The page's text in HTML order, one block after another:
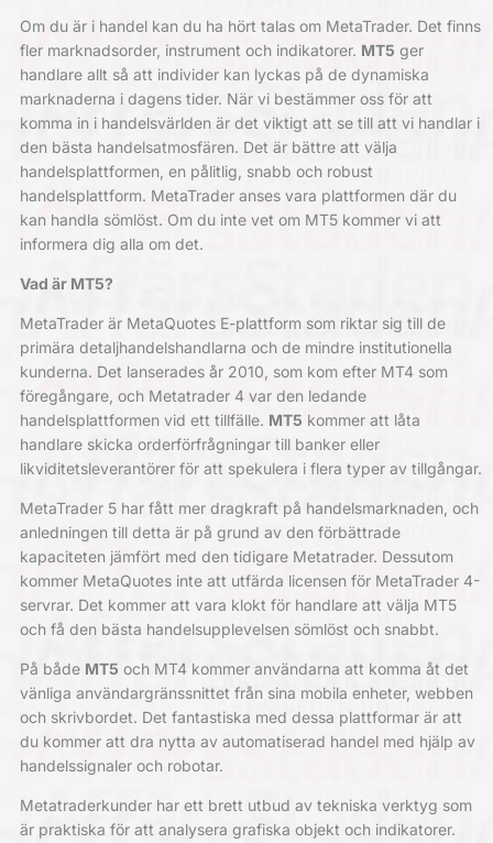
Om du är i handel kan du ha hört talas om MetaTrader. Det finns
fler marknadsorder, instrument och indikatorer. MT5 ger
handlare allt så att individer kan lyckas på de dynamiska
marknaderna i dagens tider. När vi bestämmer oss för att
komma in i handelsvärlden är det viktigt att se till att vi handlar i
den bästa handelsatmosfären. Det är bättre att välja
handelsplattformen, en pålitlig, snabb och robust
handelsplattform. MetaTrader anses vara plattformen där du
kan handla sömlöst. Om du inte vet om MT5 kommer vi att
informera dig alla om det.
Vad är MT5?
MetaTrader är MetaQuotes E-plattform som riktar sig till de
primära detaljhandelshandlarna och de mindre institutionella
kunderna. Det lanserades år 2010, som kom efter MT4 som
föregångare, och Metatrader 4 var den ledande
handelsplattformen vid ett tillfälle. MT5 kommer att låta
handlare skicka orderförfrågningar till banker eller
likviditetsleverantörer för att spekulera i flera typer av tillgångar.
MetaTrader 5 har fått mer dragkraft på handelsmarknaden, och
anledningen till detta är på grund av den förbättrade
kapaciteten jämfört med den tidigare Metatrader. Dessutom
kommer MetaQuotes inte att utfärda licensen för MetaTrader 4-
servrar. Det kommer att vara klokt för handlare att välja MT5
och få den bästa handelsupplevelsen sömlöst och snabbt.
På både MT5 och MT4 kommer användarna att komma åt det
vänliga användargränssnittet från sina mobila enheter, webben
och skrivbordet. Det fantastiska med dessa plattformar är att
du kommer att dra nytta av automatiserad handel med hjälp av
handelssignaler och robotar.
Metatraderkunder har ett brett utbud av tekniska verktyg som
är praktiska för att analysera grafiska objekt och indikatorer.